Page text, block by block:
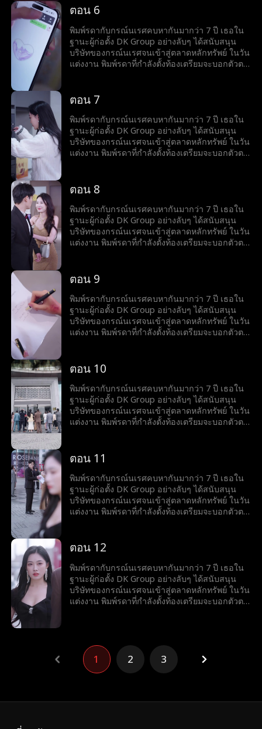
จริงๆ ของเธอในงานเลี้ยงเซ็นสัญญาและยกเลิก
การลงทุนกับกรณ์นเรศ มองดูท่าทางน่าเกลียดกับ
ความเสียใจของเขา...
ทำให้พิมพ์รดาต้องอับอายต่อหน้าผู้คน ถึงขั้นให้
พิมพ์รดาพยายามอดทนมาหลายครั้ง แต่กลับพบว่า
กรณ์นเรศและกานต์พิชชาเป็นชู้กัน ยิ่งไปกว่านั้น
เธอดันเชื่อคำโกหกของกรณ์นเรศที่บอกว่าเขาเป็น
ผู้ก่อตั้ง DK Group พอพิมพ์รดาได้รู้ธาตุแท้ของก
จริงๆ ของเธอในงานเลี้ยงเซ็นสัญญาและยกเลิก
การลงทุนกับกรณ์นเรศ มองดูท่าทางน่าเกลียดกับ
ความเสียใจของเขา...
ตอน 6
พิมพ์รดากับกรณ์นเรศคบหากันมากว่า 7 ปี เธอใน
ฐานะผู้ก่อตั้ง DK Group อย่างลับๆ ได้สนับสนุน
บริษัทของกรณ์นเรศจนเข้าสู่ตลาดหลักทรัพย์ ในวัน
แต่งงาน พิมพ์รดาที่กำลังตั้งท้องเตรียมจะบอกตัวตน
ทำให้พิมพ์รดาต้องอับอายต่อหน้าผู้คน ถึงขั้นให้
พิมพ์รดาพยายามอดทนมาหลายครั้ง แต่กลับพบว่า
กรณ์นเรศและกานต์พิชชาเป็นชู้กัน ยิ่งไปกว่านั้น
เธอดันเชื่อคำโกหกของกรณ์นเรศที่บอกว่าเขาเป็น
ผู้ก่อตั้ง DK Group พอพิมพ์รดาได้รู้ธาตุแท้ของก
จริงๆ ของเธอในงานเลี้ยงเซ็นสัญญาและยกเลิก
การลงทุนกับกรณ์นเรศ มองดูท่าทางน่าเกลียดกับ
ความเสียใจของเขา...
ตอน 7
พิมพ์รดากับกรณ์นเรศคบหากันมากว่า 7 ปี เธอใน
ฐานะผู้ก่อตั้ง DK Group อย่างลับๆ ได้สนับสนุน
บริษัทของกรณ์นเรศจนเข้าสู่ตลาดหลักทรัพย์ ในวัน
แต่งงาน พิมพ์รดาที่กำลังตั้งท้องเตรียมจะบอกตัวตน
ทำให้พิมพ์รดาต้องอับอายต่อหน้าผู้คน ถึงขั้นให้
พิมพ์รดาพยายามอดทนมาหลายครั้ง แต่กลับพบว่า
กรณ์นเรศและกานต์พิชชาเป็นชู้กัน ยิ่งไปกว่านั้น
เธอดันเชื่อคำโกหกของกรณ์นเรศที่บอกว่าเขาเป็น
ผู้ก่อตั้ง DK Group พอพิมพ์รดาได้รู้ธาตุแท้ของก
จริงๆ ของเธอในงานเลี้ยงเซ็นสัญญาและยกเลิก
การลงทุนกับกรณ์นเรศ มองดูท่าทางน่าเกลียดกับ
ความเสียใจของเขา...
ตอน 8
พิมพ์รดากับกรณ์นเรศคบหากันมากว่า 7 ปี เธอใน
ฐานะผู้ก่อตั้ง DK Group อย่างลับๆ ได้สนับสนุน
บริษัทของกรณ์นเรศจนเข้าสู่ตลาดหลักทรัพย์ ในวัน
แต่งงาน พิมพ์รดาที่กำลังตั้งท้องเตรียมจะบอกตัวตน
ทำให้พิมพ์รดาต้องอับอายต่อหน้าผู้คน ถึงขั้นให้
พิมพ์รดาพยายามอดทนมาหลายครั้ง แต่กลับพบว่า
กรณ์นเรศและกานต์พิชชาเป็นชู้กัน ยิ่งไปกว่านั้น
เธอดันเชื่อคำโกหกของกรณ์นเรศที่บอกว่าเขาเป็น
ผู้ก่อตั้ง DK Group พอพิมพ์รดาได้รู้ธาตุแท้ของก
จริงๆ ของเธอในงานเลี้ยงเซ็นสัญญาและยกเลิก
การลงทุนกับกรณ์นเรศ มองดูท่าทางน่าเกลียดกับ
ความเสียใจของเขา...
ตอน 9
พิมพ์รดากับกรณ์นเรศคบหากันมากว่า 7 ปี เธอใน
ฐานะผู้ก่อตั้ง DK Group อย่างลับๆ ได้สนับสนุน
บริษัทของกรณ์นเรศจนเข้าสู่ตลาดหลักทรัพย์ ในวัน
แต่งงาน พิมพ์รดาที่กำลังตั้งท้องเตรียมจะบอกตัวตน
ทำให้พิมพ์รดาต้องอับอายต่อหน้าผู้คน ถึงขั้นให้
พิมพ์รดาพยายามอดทนมาหลายครั้ง แต่กลับพบว่า
กรณ์นเรศและกานต์พิชชาเป็นชู้กัน ยิ่งไปกว่านั้น
เธอดันเชื่อคำโกหกของกรณ์นเรศที่บอกว่าเขาเป็น
ผู้ก่อตั้ง DK Group พอพิมพ์รดาได้รู้ธาตุแท้ของก
จริงๆ ของเธอในงานเลี้ยงเซ็นสัญญาและยกเลิก
การลงทุนกับกรณ์นเรศ มองดูท่าทางน่าเกลียดกับ
ความเสียใจของเขา...
ตอน 10
พิมพ์รดากับกรณ์นเรศคบหากันมากว่า 7 ปี เธอใน
ฐานะผู้ก่อตั้ง DK Group อย่างลับๆ ได้สนับสนุน
บริษัทของกรณ์นเรศจนเข้าสู่ตลาดหลักทรัพย์ ในวัน
แต่งงาน พิมพ์รดาที่กำลังตั้งท้องเตรียมจะบอกตัวตน
ทำให้พิมพ์รดาต้องอับอายต่อหน้าผู้คน ถึงขั้นให้
พิมพ์รดาพยายามอดทนมาหลายครั้ง แต่กลับพบว่า
กรณ์นเรศและกานต์พิชชาเป็นชู้กัน ยิ่งไปกว่านั้น
เธอดันเชื่อคำโกหกของกรณ์นเรศที่บอกว่าเขาเป็น
ผู้ก่อตั้ง DK Group พอพิมพ์รดาได้รู้ธาตุแท้ของก
จริงๆ ของเธอในงานเลี้ยงเซ็นสัญญาและยกเลิก
ความเสียใจของเขา...
ตอน 11
พิมพ์รดากับกรณ์นเรศคบหากันมากว่า 7 ปี เธอใน
ฐานะผู้ก่อตั้ง DK Group อย่างลับๆ ได้สนับสนุน
บริษัทของกรณ์นเรศจนเข้าสู่ตลาดหลักทรัพย์ ในวัน
แต่งงาน พิมพ์รดาที่กำลังตั้งท้องเตรียมจะบอกตัวตน
ทำให้พิมพ์รดาต้องอับอายต่อหน้าผู้คน ถึงขั้นให้
พิมพ์รดาพยายามอดทนมาหลายครั้ง แต่กลับพบว่า
กรณ์นเรศและกานต์พิชชาเป็นชู้กัน ยิ่งไปกว่านั้น
เธอดันเชื่อคำโกหกของกรณ์นเรศที่บอกว่าเขาเป็น
ผู้ก่อตั้ง DK Group พอพิมพ์รดาได้รู้ธาตุแท้ของก
การลงทุนกับกรณ์นเรศ มองดูท่าทางน่าเกลียดกับ
ความเสียใจของเขา...
ตอน 12
พิมพ์รดากับกรณ์นเรศคบหากันมากว่า 7 ปี เธอใน
ฐานะผู้ก่อตั้ง DK Group อย่างลับๆ ได้สนับสนุน
บริษัทของกรณ์นเรศจนเข้าสู่ตลาดหลักทรัพย์ ในวัน
แต่งงาน พิมพ์รดาที่กำลังตั้งท้องเตรียมจะบอกตัวตน
กานต์พิชชาสวมชุดแต่งงานเป็นนางเอกของงาน
พิมพ์รดาพยายามอดทนมาหลายครั้ง แต่กลับพบว่า
กรณ์นเรศและกานต์พิชชาเป็นชู้กัน ยิ่งไปกว่านั้น
รณ์นเรศแล้วจึงขอหย่า และร่วมมือกับอัศวินอดีตคู่
1 2 3